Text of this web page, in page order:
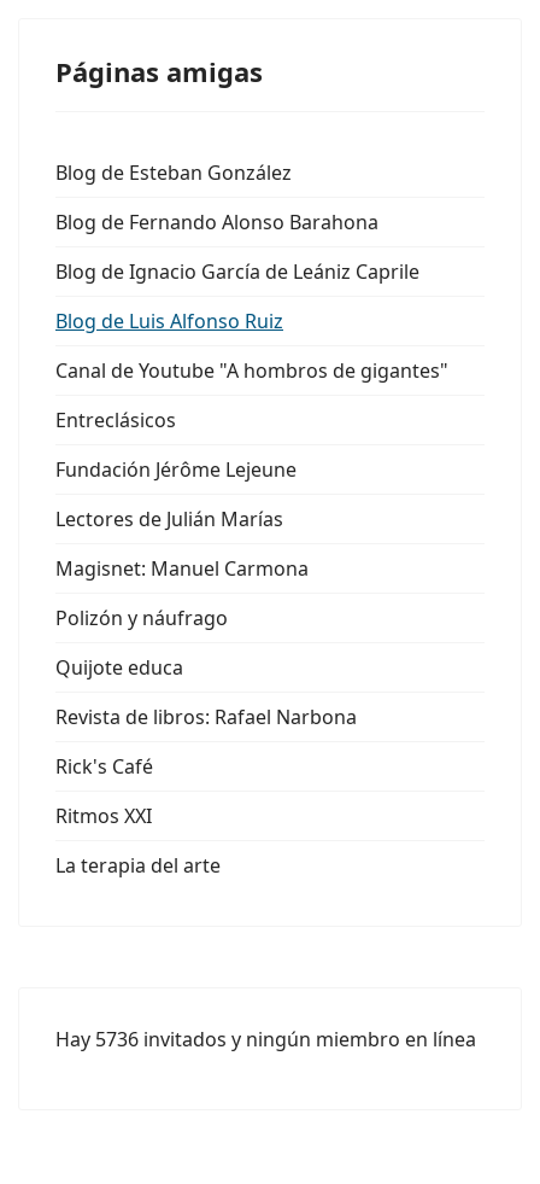
Páginas amigas
Blog de Esteban González
Blog de Fernando Alonso Barahona
Blog de Ignacio García de Leániz Caprile
Blog de Luis Alfonso Ruiz
Canal de Youtube "A hombros de gigantes"
Entreclásicos
Fundación Jérôme Lejeune
Lectores de Julián Marías
Magisnet: Manuel Carmona
Polizón y náufrago
Quijote educa
Revista de libros: Rafael Narbona
Rick's Café
Ritmos XXI
La terapia del arte
Hay 5736 invitados y ningún miembro en línea